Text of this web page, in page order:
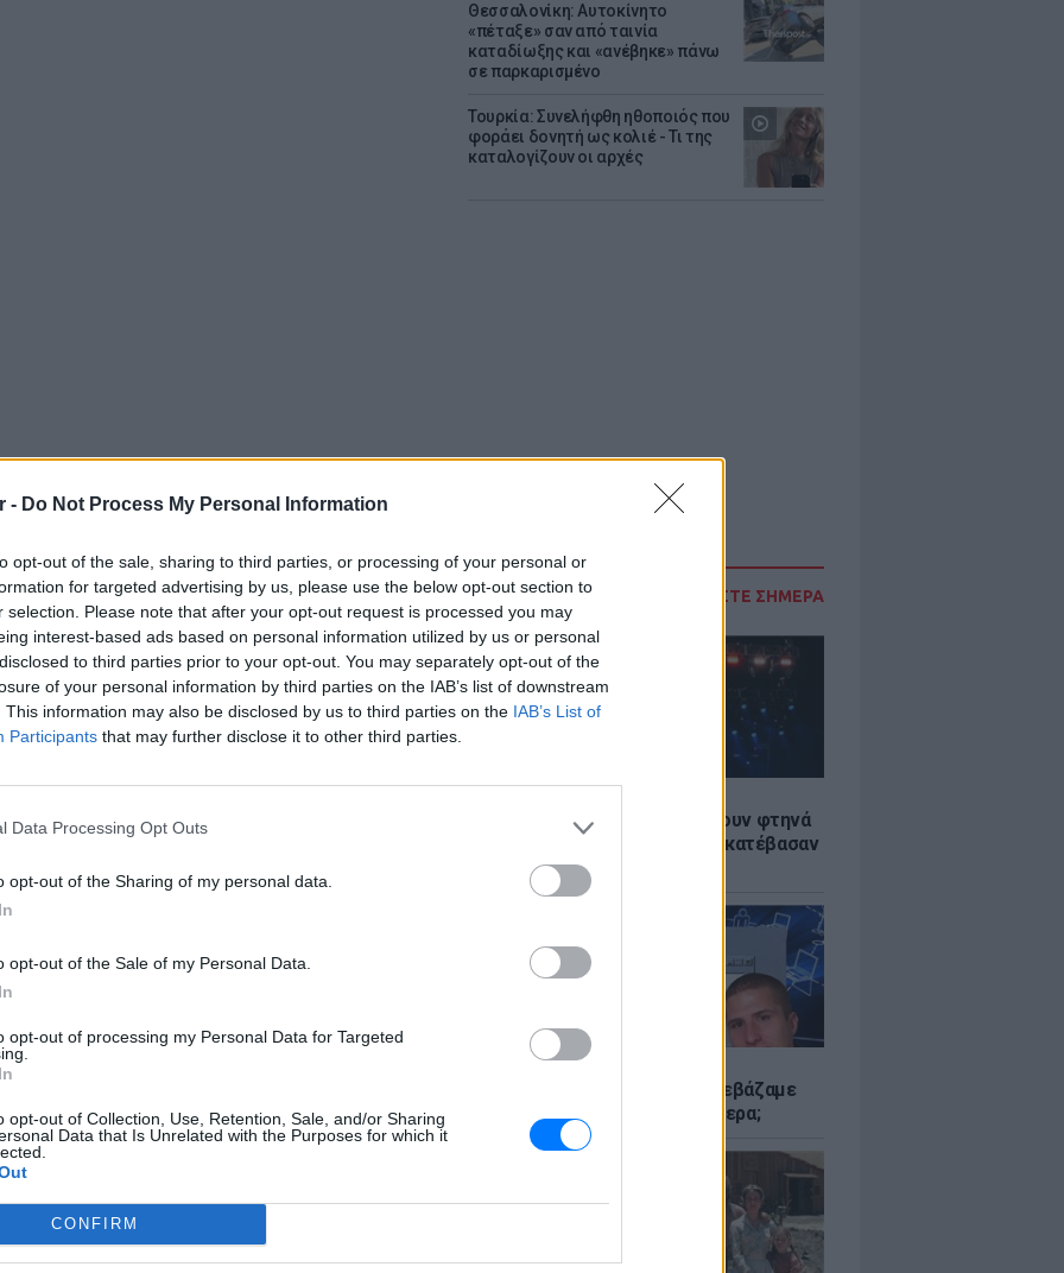
- Do Not Process My Personal Information
opt-out of the sale, sharing to third parties, or processing of your personal or
for targeted advertising by us, please use the below opt-out section to
selection. Please note that after your opt-out request is processed you may
interest-based ads based on personal information utilized by us or personal
to third parties prior to your opt-out. You may separately opt-out of the
of your personal information by third parties on the IAB’s list of downstream
This information may also be disclosed by us to third parties on the IAB’s List of
Participants that may further disclose it to other third parties.
Data Processing Opt Outs
opt-out of the Sharing of my personal data.
opt-out of the Sale of my Personal Data.
opt-out of processing my Personal Data for Targeted
opt-out of Collection, Use, Retention, Sale, and/or Sharing
Data that Is Unrelated with the Purposes for which it
CONFIRM
Θεσσαλονίκη: Αυτοκίνητο
«πέταξε» σαν από ταινία
καταδίωξης και «ανέβηκε» πάνω
σε παρκαρισμένο
Τουρκία: Συνελήφθη ηθοποιός που
φοράει δoνητή ως κολιέ - Τι της
καταλογίζουν οι αρχές
ΔΙΑΒΑΣΤΕ ΣΗΜΕΡΑ
Οι συναυλίες επιτέλους βγάζουν φτηνά
εισιτήρια - Ποιοι καλλιτέχνες κατέβασαν
τις τιμές
Έφτιαξαν το Napster που κατεβάζαμε
μουσική - Πού βρίσκονται σήμερα;
8 μποφόρ, προκαλούν αυξημένη
και ανατολικά τμήματα της χώρας.
είναι πιο ήπιοι, ωστόσο ενισχύονται
και προς τη δυτική
σχετικά ήπιες, με μέγιστες τιμές που
Κελσίου στις περισσότερες περιοχές.
καλός με λίγα σύννεφα στα ανατολικά
σταθερό, με θερμοκρασίες κοντά
ο βαρδάρης παρουσιάζει ήπιες
γύρω στους 32-33 βαθμούς, με λίγα
ζώνη.
ΔΙΑΦΗΜΙΣΗ